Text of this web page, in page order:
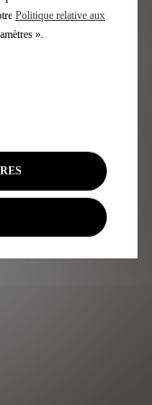
Politique relative aux
».